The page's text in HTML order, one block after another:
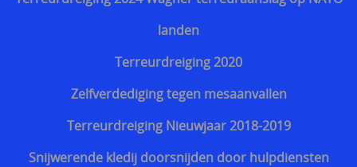
landen
Terreurdreiging 2020
Zelfverdediging tegen mesaanvallen
Terreurdreiging Nieuwjaar 2018-2019
Snijwerende kledij doorsnijden door hulpdiensten